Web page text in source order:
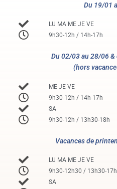
Du 19/01
LU MA ME JE VE
9h30-12h / 14h-17h
Du 02/03 au 28/06
(hors
ME JE VE
9h30-12h / 14h-17h
SA
9h30-12h / 13h30-18h
Vacances de
LU MA ME JE VE
9h30-12h30 / 13h30-17h
SA